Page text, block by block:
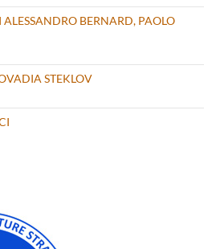
ALESSANDRO BERNARD, PAOLO
STEKLOV